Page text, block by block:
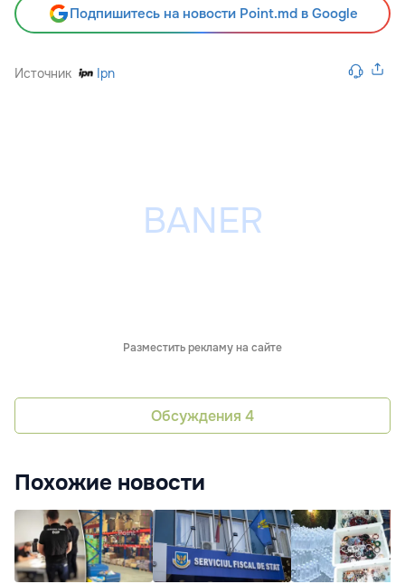
Подпишитесь на новости Point.md в Google
Источник Ipn
Разместить рекламу на сайте
Обсуждения 4
Похожие новости